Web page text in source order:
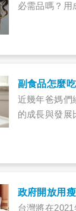
必需品嗎？用
副食品怎麼
近幾年爸媽們
的成長與發展
台灣將在